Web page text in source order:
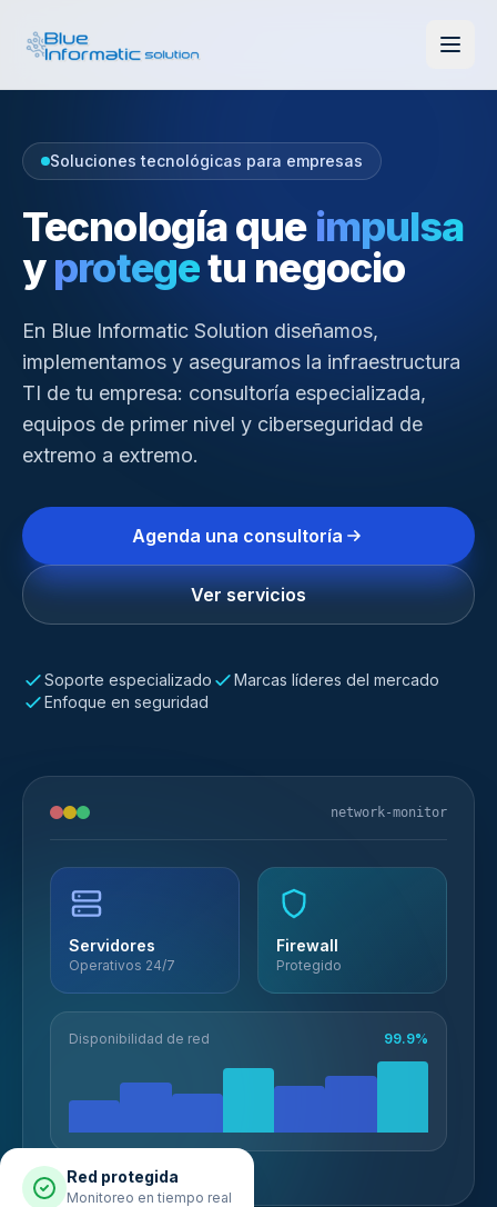
Soluciones tecnológicas para empresas
Tecnología que impulsa
yprotegetu negocio
En Blue Informatic Solution diseñamos,
implementamos y aseguramos la infraestructura
TI de tu empresa: consultoría especializada,
equipos de primer nivel y ciberseguridad de
extremo a extremo.
Agenda una consultoría
Ver servicios
Soporte especializado
Marcas líderes del mercado
Enfoque en seguridad
network-monitor
Servidores
Operativos 24/7
Firewall
Protegido
Disponibilidad de red 99.9%
Red protegida
Monitoreo en tiempo real